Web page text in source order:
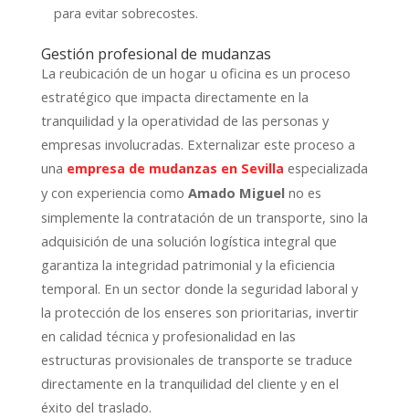
para evitar sobrecostes.
Gestión profesional de mudanzas
La reubicación de un hogar u oficina es un proceso
estratégico que impacta directamente en la
tranquilidad y la operatividad de las personas y
empresas involucradas. Externalizar este proceso a
una empresa de mudanzas en Sevilla especializada
y con experiencia como Amado Miguelno es
simplemente la contratación de un transporte, sino la
adquisición de una solución logística integral que
garantiza la integridad patrimonial y la eficiencia
temporal. En un sector donde la seguridad laboral y
la protección de los enseres son prioritarias, invertir
en calidad técnica y profesionalidad en las
estructuras provisionales de transporte se traduce
directamente en la tranquilidad del cliente y en el
éxito del traslado.